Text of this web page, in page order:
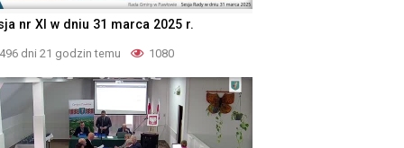
nr XI w dniu 31 marca 2025 r.
496 dni 21 godzin temu 1080